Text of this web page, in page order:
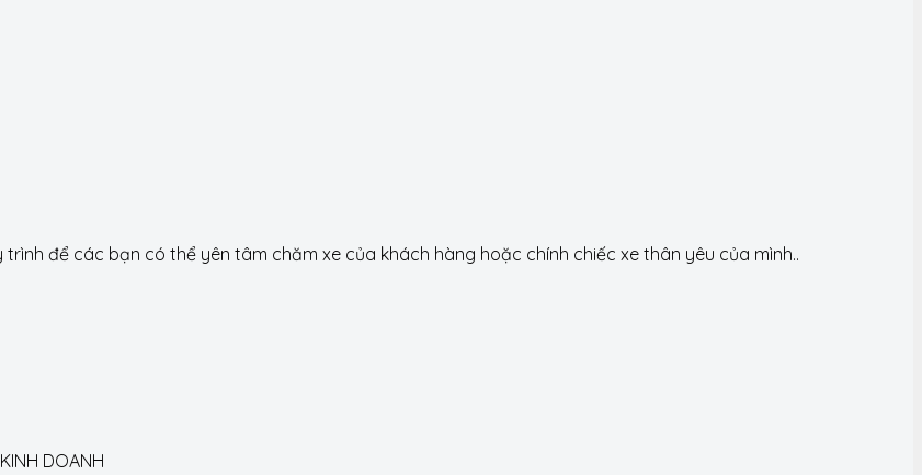
để các bạn có thể yên tâm chăm xe của khách hàng hoặc chính chiếc xe thân yêu của mình..
DOANH